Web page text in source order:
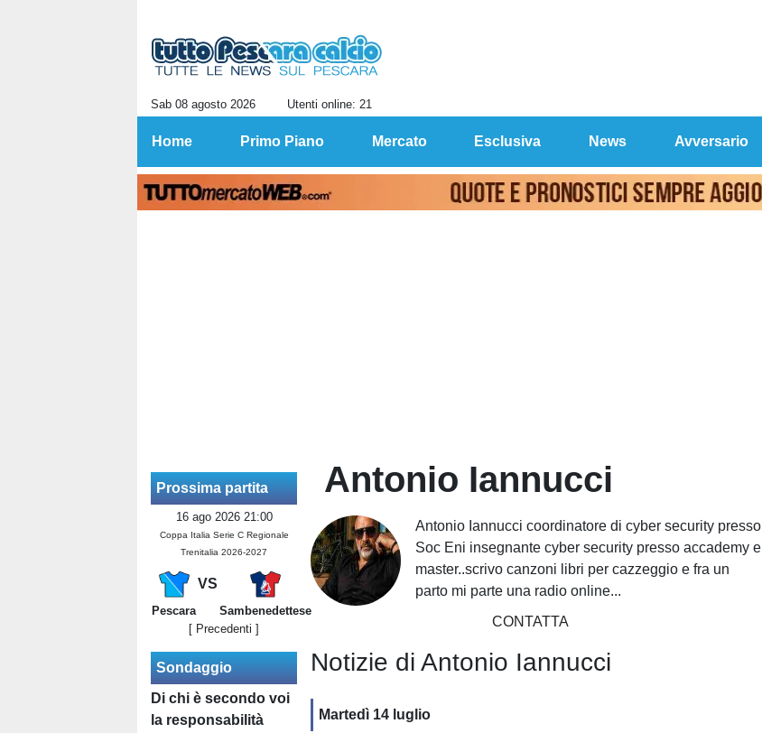
Sab 08 agosto 2026 Utenti online: 21
Home Primo Piano Mercato Esclusiva News Avversario
Prossima partita
16 ago 2026 21:00
Coppa Italia Serie C Regionale
Trenitalia 2026-2027
VS
Pescara
Sambenedettese
[ Precedenti ]
Sondaggio
Di chi è secondo voi
la responsabilità
Antonio Iannucci
Antonio Iannucci coordinatore di cyber security presso
Soc Eni insegnante cyber security presso accademy e
master..scrivo canzoni libri per cazzeggio e fra un
parto mi parte una radio online...
CONTATTA
Notizie di Antonio Iannucci
Martedì 14 luglio